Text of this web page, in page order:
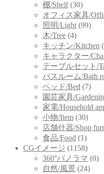
棚/Shelf (30)
オフィス家具/
照明/Light (99)
木/Tree (4)
キッチン/Kitchen
キャラクター/
テーブルセット/
バスルーム/Bath
ベッド/Bed (7)
園芸家具/
家電/Household
小物/Item (30)
店舗什器/Shop
食品/Food (1)
CGイメージ (1158)
360°パノラマ (0)
自然/風景 (24)